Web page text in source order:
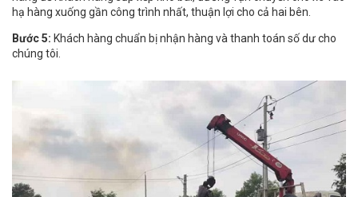
hạ hàng xuống gần công trình nhất, thuận lợi cho cả hai bên.
Bước 5: Khách hàng chuẩn bị nhận hàng và thanh toán số dư cho
chúng tôi.